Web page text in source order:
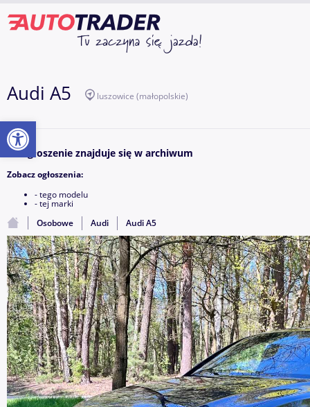
Audi A5 luszowice (małopolskie)
To ogłoszenie znajduje się w archiwum
Zobacz ogłoszenia:
- tego modelu
- tej marki
Osobowe
Audi Audi A5
Otwórz pasek narzędzi